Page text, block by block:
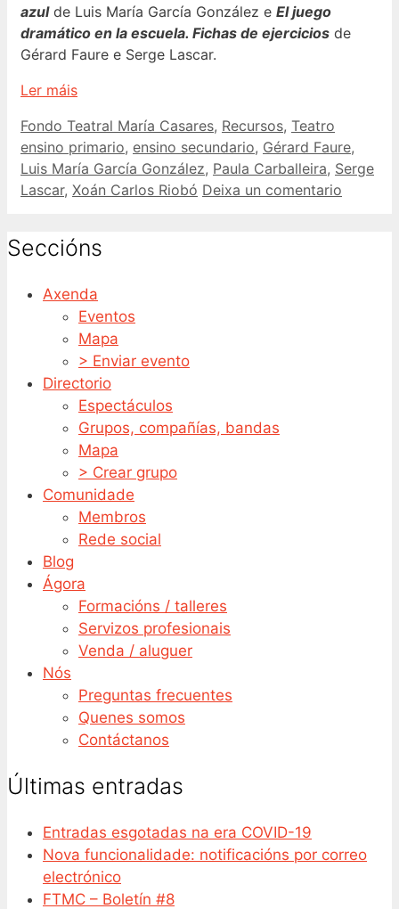
azulde Luis María García González e El juego
dramático en la escuela. Fichas de ejercicios de
Gérard Faure e Serge Lascar.
Ler máis
Categorías
Fondo Teatral María Casares, Recursos, Teatro
ensino primario, ensino secundario, Gérard Faure,
Luis María García González, Paula Carballeira, Serge
Lascar, Xoán Carlos Riobó Deixa un comentario
Seccións
Axenda
Eventos
Mapa
> Enviar evento
Directorio
Espectáculos
Grupos, compañías, bandas
Mapa
> Crear grupo
Comunidade
Membros
Rede social
Blog
Ágora
Formacións / talleres
Servizos profesionais
Venda / aluguer
Nós
Preguntas frecuentes
Quenes somos
Contáctanos
Últimas entradas
Entradas esgotadas na era COVID-19
Nova funcionalidade: notificacións por correo
electrónico
FTMC – Boletín #8